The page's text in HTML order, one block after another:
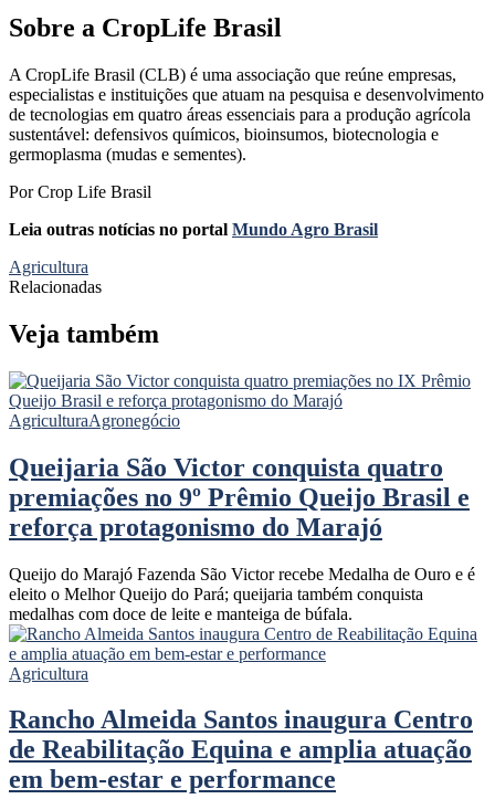
Sobre a CropLife Brasil
A CropLife Brasil (CLB) é uma associação que reúne empresas,
especialistas e instituições que atuam na pesquisa e desenvolvimento
de tecnologias em quatro áreas essenciais para a produção agrícola
sustentável: defensivos químicos, bioinsumos, biotecnologia e
germoplasma (mudas e sementes).
Por Crop Life Brasil
Leia outras notícias no portal Mundo Agro Brasil
Agricultura
Relacionadas
Veja também
AgriculturaAgronegócio
Queijaria São Victor conquista quatro
premiações no 9º Prêmio Queijo Brasil e
reforça protagonismo do Marajó
Queijo do Marajó Fazenda São Victor recebe Medalha de Ouro e é
eleito o Melhor Queijo do Pará; queijaria também conquista
medalhas com doce de leite e manteiga de búfala.
Agricultura
Rancho Almeida Santos inaugura Centro
de Reabilitação Equina e amplia atuação
em bem-estar e performance